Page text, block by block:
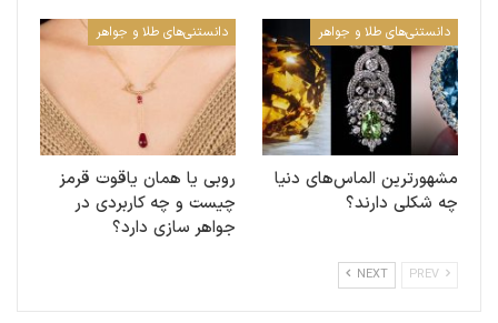
دانستنی‌های طلا و جواهر
مشهورترین الماس‌های دنیا
چه شکلی‌ دارند؟
دانستنی‌های طلا و جواهر
روبی یا همان یاقوت قرمز
چیست و چه کاربردی در
جواهر سازی دارد؟
NEXT